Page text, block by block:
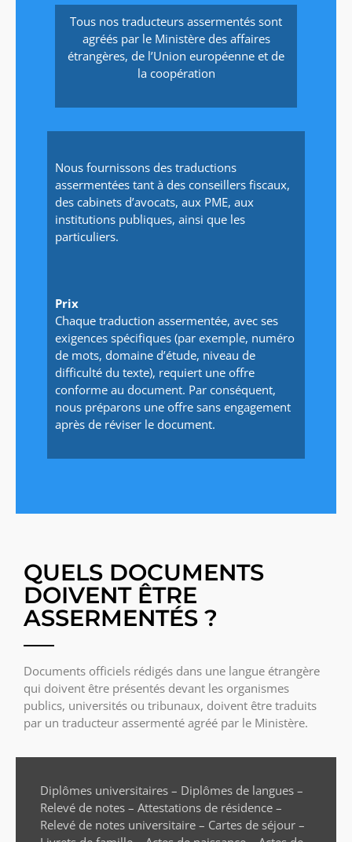
Tous nos traducteurs assermentés sont
agréés par le Ministère des affaires
étrangères, de l’Union européenne et de
la coopération
Nous fournissons des traductions
assermentées tant à des conseillers fiscaux,
des cabinets d’avocats, aux PME, aux
institutions publiques, ainsi que les
particuliers.
Prix
Chaque traduction assermentée, avec ses
exigences spécifiques (par exemple, numéro
de mots, domaine d’étude, niveau de
difficulté du texte), requiert une offre
conforme au document. Par conséquent,
nous préparons une offre sans engagement
après de réviser le document.
QUELS DOCUMENTS
DOIVENT ÊTRE
ASSERMENTÉS ?
Documents officiels rédigés dans une langue étrangère
qui doivent être présentés devant les organismes
publics, universités ou tribunaux, doivent être traduits
par un traducteur assermenté agréé par le Ministère.
Diplômes universitaires – Diplômes de langues –
Relevé de notes – Attestations de résidence –
Relevé de notes universitaire – Cartes de séjour –